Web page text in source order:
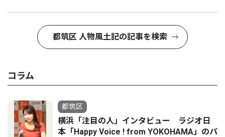
都筑区 人物風土記の記事を検索
コラム
都筑区
横浜「注目の人」インタビュー ラジオ日
本「Happy Voice ! from YOKOHAMA」のパ